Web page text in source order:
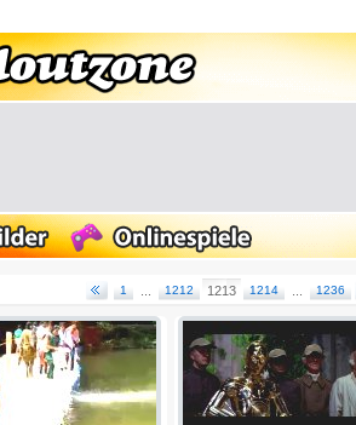
1 1212 1213 1214 1236